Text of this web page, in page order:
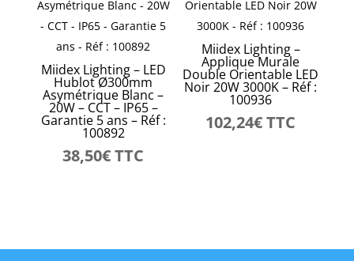
Miidex Lighting – LED
Hublot Ø300mm
Asymétrique Blanc –
20W – CCT – IP65 –
Garantie 5 ans – Réf :
100892
38,50€TTC
Miidex Lighting –
Applique Murale
Double Orientable LED
Noir 20W 3000K – Réf :
100936
102,24€TTC